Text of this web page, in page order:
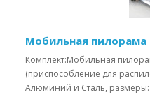
Мобильная пилорама
Комплект:Мобильная
(приспособление для
Алюминий и Сталь,